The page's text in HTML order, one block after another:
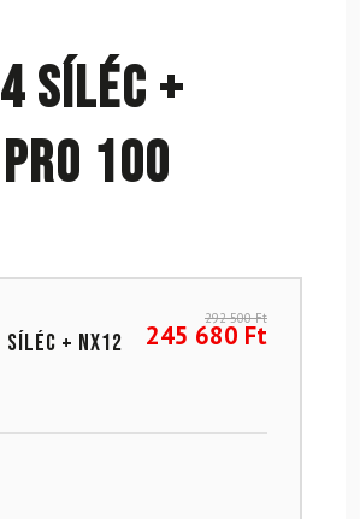
síléc +
Pro 100
síléc + NX12
292 500Ft
245 680 Ft